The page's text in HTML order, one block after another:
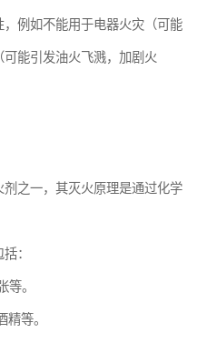
例如不能用于电器火灾（可能
能引发油火飞溅，加剧火
之一，其灭火原理是通过化学
：
。
等。